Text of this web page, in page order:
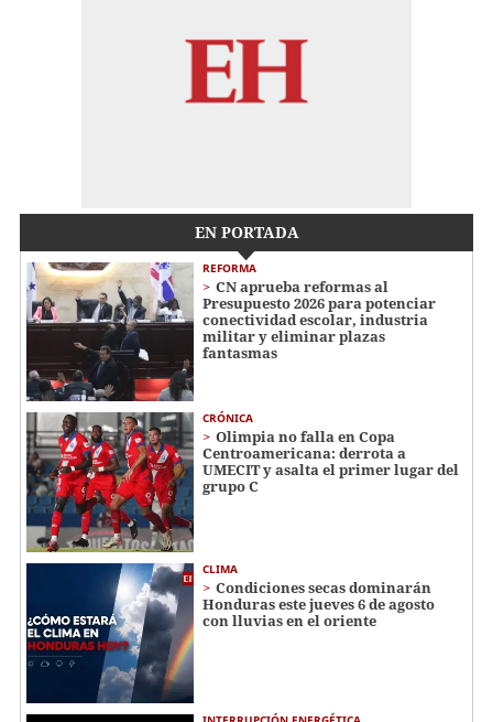
EN PORTADA
REFORMA
CN aprueba reformas al
Presupuesto 2026 para potenciar
conectividad escolar, industria
militar y eliminar plazas
fantasmas
CRÓNICA
Olimpia no falla en Copa
Centroamericana: derrota a
UMECIT y asalta el primer lugar del
grupo C
CLIMA
Condiciones secas dominarán
Honduras este jueves 6 de agosto
con lluvias en el oriente